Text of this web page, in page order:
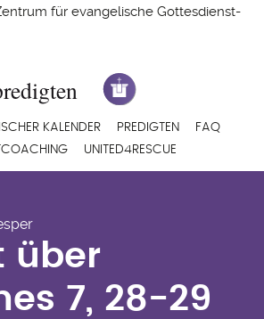
für evangelische Gottesdienst-
KALENDER PREDIGTEN
FAQ
UNITED4RESCUE
7, 28-29
Weber
über
7, 28-29